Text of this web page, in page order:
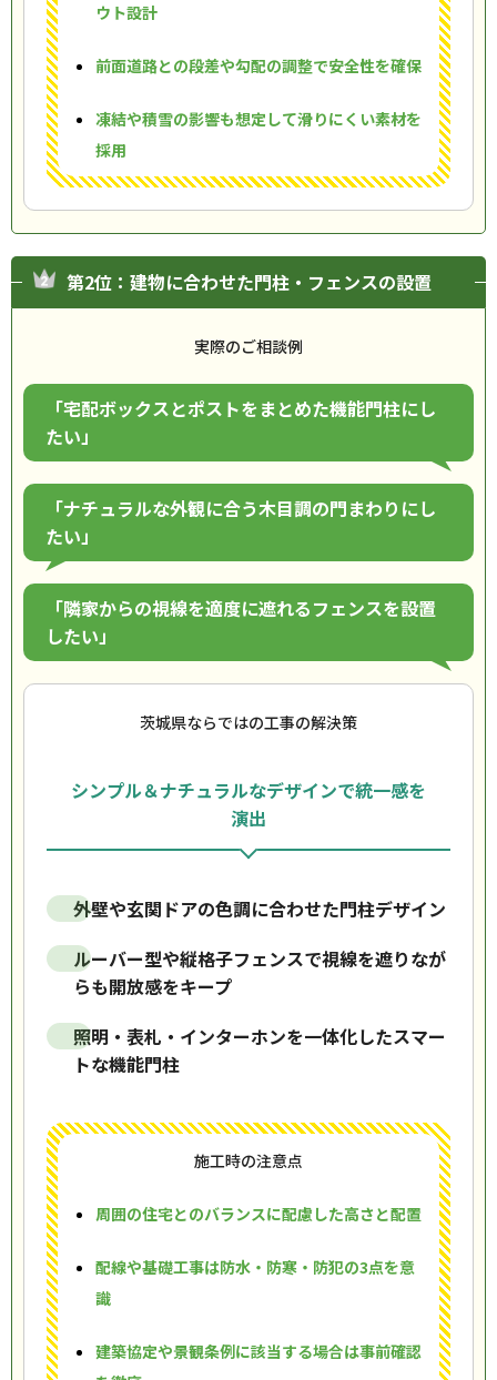
ウト設計
前面道路との段差や勾配の調整で安全性を確保
凍結や積雪の影響も想定して滑りにくい素材を
採用
第2位：建物に合わせた門柱・フェンスの設置
実際のご相談例
「宅配ボックスとポストをまとめた機能門柱にし
たい」
「ナチュラルな外観に合う木目調の門まわりにし
たい」
「隣家からの視線を適度に遮れるフェンスを設置
したい」
茨城県ならではの工事の解決策
シンプル＆ナチュラルなデザインで統一感を
演出
外壁や玄関ドアの色調に合わせた門柱デザイン
ルーバー型や縦格子フェンスで視線を遮りなが
らも開放感をキープ
照明・表札・インターホンを一体化したスマー
トな機能門柱
施工時の注意点
周囲の住宅とのバランスに配慮した高さと配置
配線や基礎工事は防水・防寒・防犯の3点を意
識
建築協定や景観条例に該当する場合は事前確認